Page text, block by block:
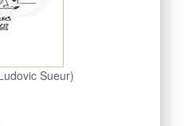
Sueur)